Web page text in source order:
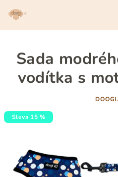
Sada
vodítka s
Sleva 15 %